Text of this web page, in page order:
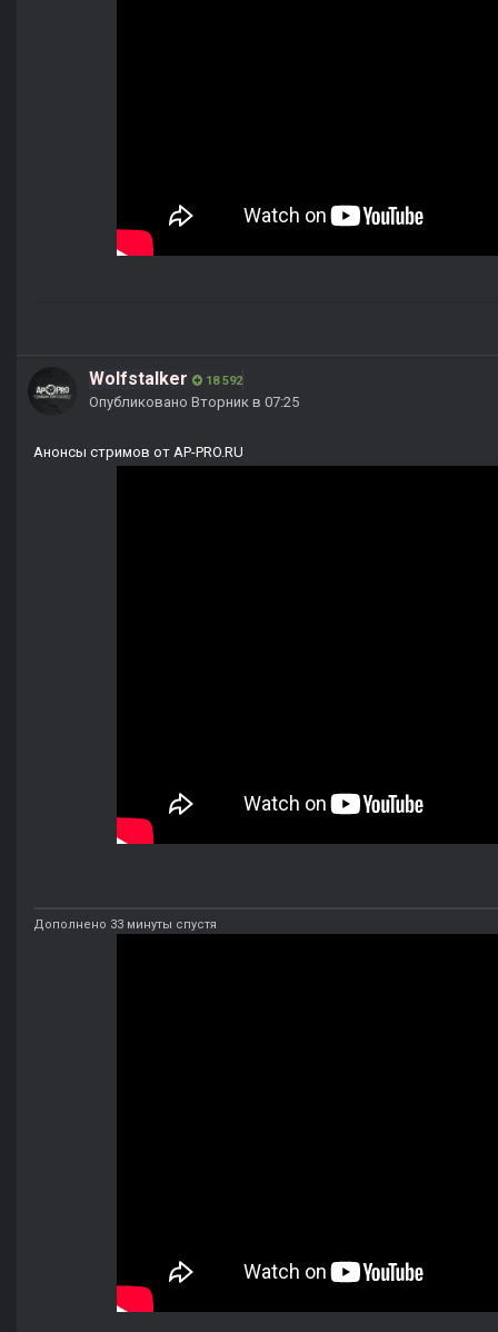
Wolfstalker 18 592
Опубликовано Вторник в 07:25
Анонсы стримов от AP-PRO.RU
Дополнено 33 минуты спустя